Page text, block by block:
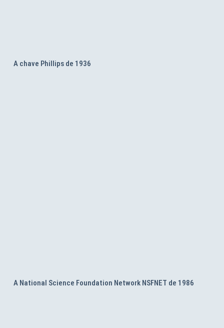
A chave Phillips de 1936
A National Science Foundation Network NSFNET de 1986